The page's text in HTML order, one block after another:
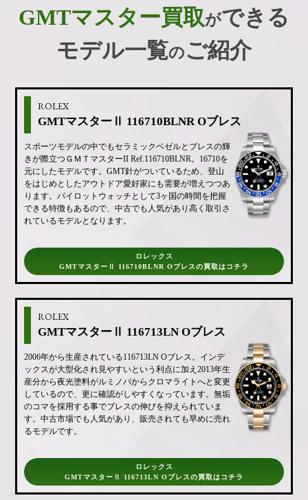
GMTマスター買取ができる
モデル一覧のご紹介
ROLEX
GMTマスターⅡ 116710BLNR Oブレス
スポーツモデルの中でもセラミックベゼルとブレスの輝
きが際立つＧＭＴマスターII Ref.116710BLNR。16710を
元にしたモデルです。GMT針がついているため、登山
をはじめとしたアウトドア愛好家にも需要が増えつつあ
ります。パイロットウォッチとして3ヶ国の時間を把握
できる特徴もあるので、中古でも人気があり高く取引さ
れているモデルとなります。
ロレックス
GMTマスターⅡ 116710BLNR Oブレスの買取はコチラ
ROLEX
GMTマスターⅡ 116713LN Oブレス
2006年から生産されている116713LN Oブレス。インデ
ックスが大型化され見やすいという利点に加え2013年生
産分から夜光塗料がルミノバからクロマライトへと変更
しているので、更に確認がしやすくなっています。無垢
のコマを採用する事でブレスの伸びを抑えられていま
す。中古市場でも人気があり、販売されても早めに売れ
るモデルです。
ロレックス
GMTマスターⅡ 116713LN Oブレスの買取はコチラ